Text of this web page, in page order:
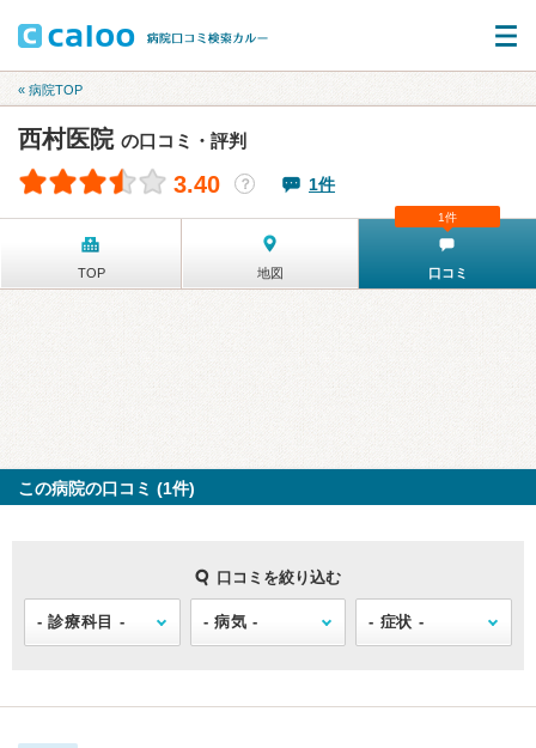
« 病院TOP
西村医院 の口コミ・評判
3.40 ？ 1件
TOP 地図 口コミ
1件
この病院の口コミ (1件)
口コミを絞り込む